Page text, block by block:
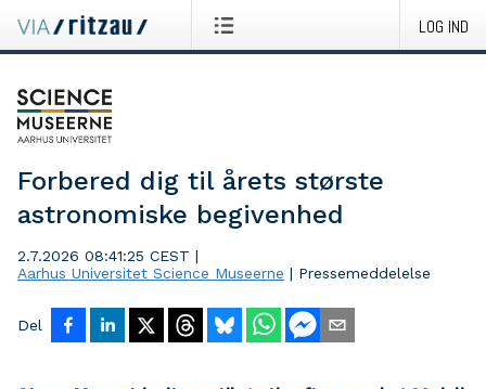
LOG IND
Forbered dig til årets største
astronomiske begivenhed
2.7.2026 08:41:25 CEST |
Aarhus Universitet Science Museerne | Pressemeddelelse
Del